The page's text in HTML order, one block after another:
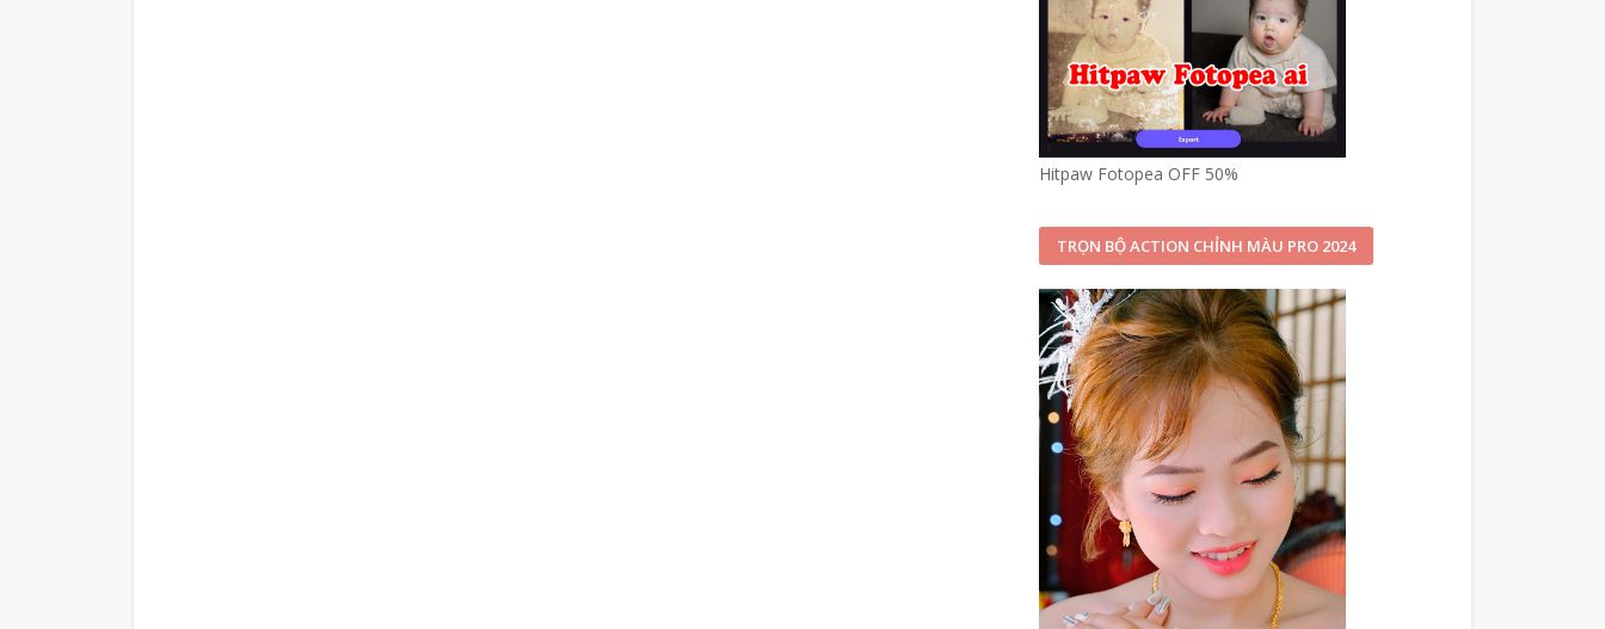
Hitpaw Fotopea OFF 50%
TRỌN BỘ ACTION CHỈNH MÀU PRO 2024